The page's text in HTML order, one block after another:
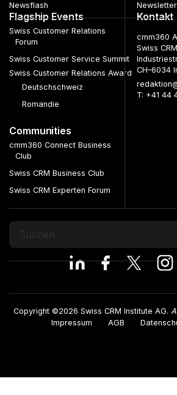
Newsflash
Newsletter
Flagship Events
Swiss Customer Relations
Forum
Swiss Customer Service Summit
Swiss Customer Relations Award
Deutschschweiz
Romandie
Communities
cmm360 Connect Business
Club
Swiss CRM Business Club
Swiss CRM Experten Forum
Kontakt
cmm360
Swiss
CH–6034
T: +41 44
Copyright ©2026 Swiss CRM Institute AG.
Impressum
AGB